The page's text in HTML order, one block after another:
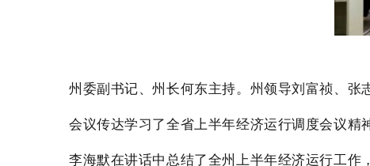
州委副书记、州长何东主持。州领导刘富祯、张
会议传达学习了全省上半年经济运行调度会议精
李海默在讲话中总结了全州上半年经济运行工作